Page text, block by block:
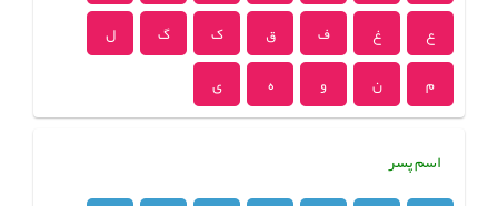
ع
غ ف ق ک گ
ل
م
ن و ه ی
اسم پسر